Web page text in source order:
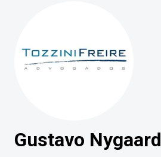
Gustavo Nygaard